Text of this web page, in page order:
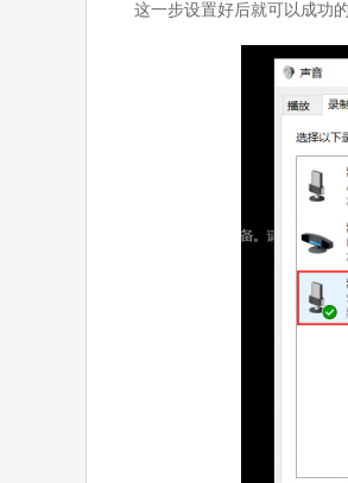
这一步设置好后就可以成功